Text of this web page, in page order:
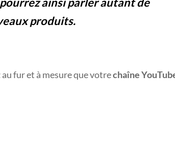
produits.
au fur et à mesure que votrechaîne